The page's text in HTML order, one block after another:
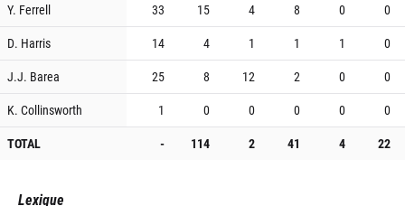
Y. Ferrell
33 15 4 8 0
0
D. Harris
14 4 1 1 1
0
J.J. Barea
25 8 12 2 0
0
K. Collinsworth
1 0 0 0 0
0
TOTAL
- 114 2 41 4 22
Lexique